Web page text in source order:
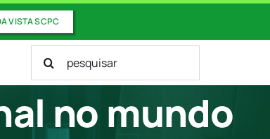
VISTA SCPC
Buscar
resultados
no mundo